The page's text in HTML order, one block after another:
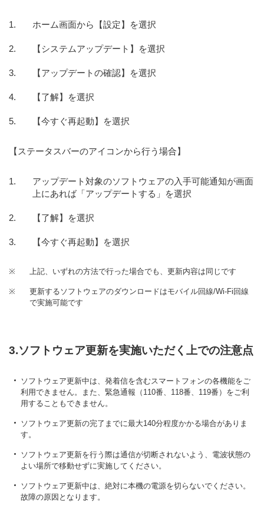
ホーム画面から【設定】を選択
【システムアップデート】を選択
【アップデートの確認】を選択
【了解】を選択
【今すぐ再起動】を選択
【ステータスバーのアイコンから行う場合】
アップデート対象のソフトウェアの入手可能通知が画面
上にあれば「アップデートする」を選択
【了解】を選択
【今すぐ再起動】を選択
※ 上記、いずれの方法で行った場合でも、更新内容は同じです
※
更新するソフトウェアのダウンロードはモバイル回線/Wi-Fi回線
で実施可能です
3.ソフトウェア更新を実施いただく上での注意点
ソフトウェア更新中は、発着信を含むスマートフォンの各機能をご
利用できません。また、緊急通報（110番、118番、119番）をご利
用することもできません。
ソフトウェア更新の完了までに最大140分程度かかる場合がありま
す。
ソフトウェア更新を行う際は通信が切断されないよう、電波状態の
よい場所で移動せずに実施してください。
ソフトウェア更新中は、絶対に本機の電源を切らないでください。
故障の原因となります。